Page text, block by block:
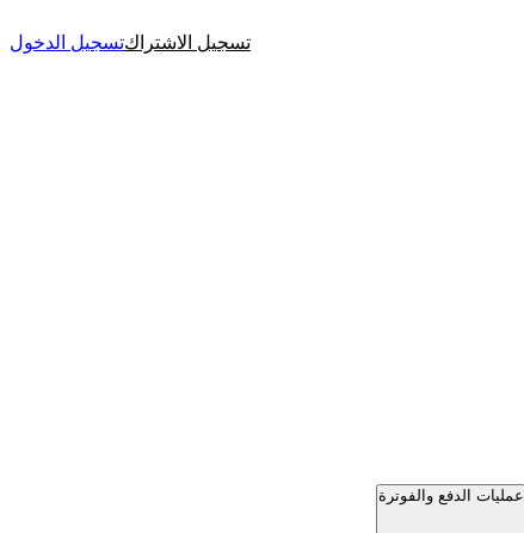
تسجيل الاشتراكتسجيل الدخول
عمليات الدفع والفوترة